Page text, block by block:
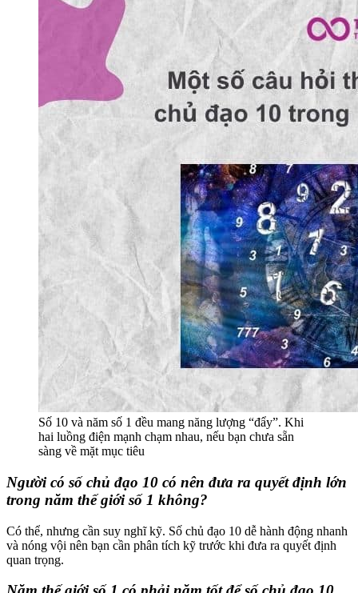
Số 10 và năm số 1 đều mang năng lượng “đẩy”. Khi
hai luồng điện mạnh chạm nhau, nếu bạn chưa sẵn
sàng về mặt mục tiêu
Người có số chủ đạo 10 có nên đưa ra quyết định lớn
trong năm thế giới số 1 không?
Có thể, nhưng cần suy nghĩ kỹ. Số chủ đạo 10 dễ hành động nhanh
và nóng vội nên bạn cần phân tích kỹ trước khi đưa ra quyết định
quan trọng.